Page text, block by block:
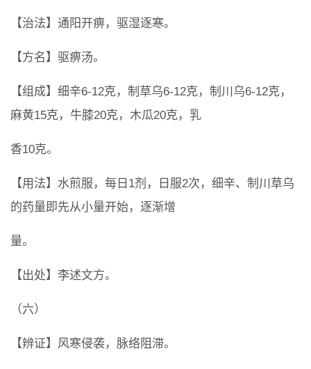
【治法】通阳开痹，驱湿逐寒。
【方名】驱痹汤。
【组成】细辛6-12克，制草乌6-12克，制川乌6-12克，
麻黄15克，牛膝20克，木瓜20克，乳
香10克。
【用法】水煎服，每日1剂，日服2次，细辛、制川草乌
的药量即先从小量开始，逐渐增
量。
【出处】李述文方。
（六）
【辨证】风寒侵袭，脉络阻滞。